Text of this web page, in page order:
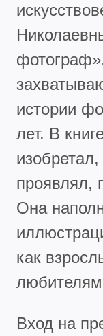
истории
лет. В
проявлял,
Она
как
Вход на